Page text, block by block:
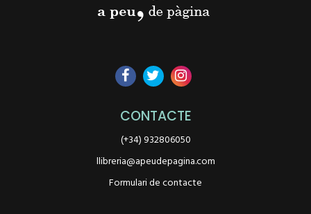
CONTACTE
(+34) 932806050
llibreria@apeudepagina.com
Formulari de contacte